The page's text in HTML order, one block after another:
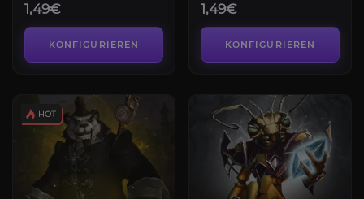
1,49€
KONFIGURIEREN
1,49€
KONFIGURIEREN